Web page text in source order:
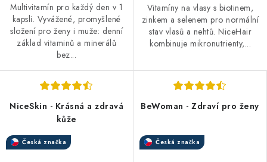
Multivitamín pro každý den v 1
kapsli. Vyvážené, promyšlené
složení pro ženy i muže: denní
základ vitaminů a minerálů
bez...
Vitamíny na vlasy s biotinem,
zinkem a selenem pro normální
stav vlasů a nehtů. NiceHair
kombinuje mikronutrienty,...
NiceSkin - Krásná a zdravá
kůže
Česká značka
BeWoman - Zdraví pro ženy
Česká značka